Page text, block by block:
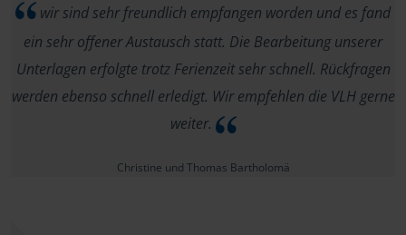
wir sind sehr freundlich empfangen worden und es fand
ein sehr offener Austausch statt. Die Bearbeitung unserer
Unterlagen erfolgte trotz Ferienzeit sehr schnell. Rückfragen
werden ebenso schnell erledigt. Wir empfehlen die VLH gerne
weiter.
Christine und Thomas Bartholomä